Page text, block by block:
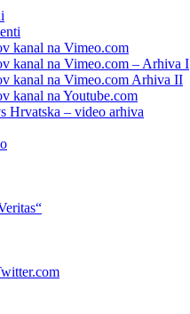
kanal na Vimeo.com
kanal na Vimeo.com – Arhiva I
kanal na Vimeo.com Arhiva II
kanal na Youtube.com
Hrvatska – video arhiva